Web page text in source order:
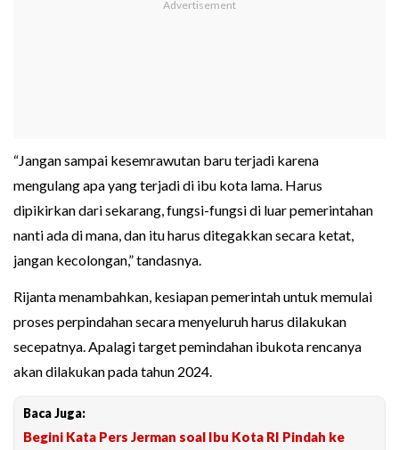
“Jangan sampai kesemrawutan baru terjadi karena
mengulang apa yang terjadi di ibu kota lama. Harus
dipikirkan dari sekarang, fungsi-fungsi di luar pemerintahan
nanti ada di mana, dan itu harus ditegakkan secara ketat,
jangan kecolongan,” tandasnya.
Rijanta menambahkan, kesiapan pemerintah untuk memulai
proses perpindahan secara menyeluruh harus dilakukan
secepatnya. Apalagi target pemindahan ibukota rencanya
akan dilakukan pada tahun 2024.
Baca Juga:
Begini Kata Pers Jerman soal Ibu Kota RI Pindah ke